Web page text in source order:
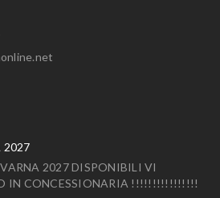
2027
2027 DISPONIBILI VI
IN CONCESSIONARIA !!!!!!!!!!!!!!!!